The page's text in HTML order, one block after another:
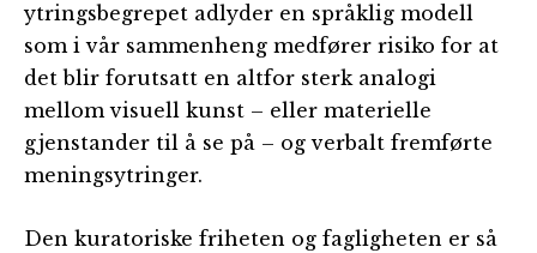
ytringsbegrepet adlyder en språklig modell
som i vår sammenheng medfører risiko for at
det blir forutsatt en altfor sterk analogi
mellom visuell kunst – eller materielle
gjenstander til å se på – og verbalt fremførte
meningsytringer.
Den kuratoriske friheten og fagligheten er så